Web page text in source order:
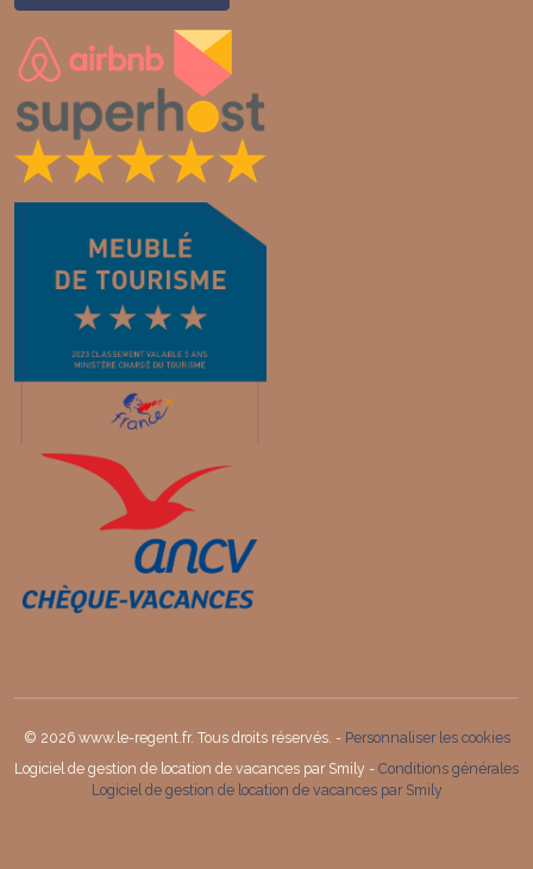
© 2026 www.le-regent.fr. Tous droits réservés. - Personnaliser les cookies
Logiciel de gestion de location de vacances par Smily - Conditions générales
Logiciel de gestion de location de vacances par Smily